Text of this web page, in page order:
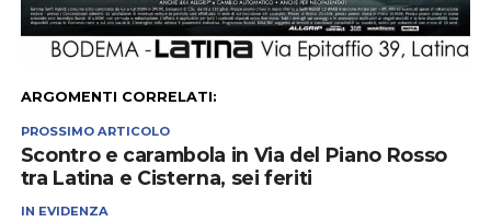
ARGOMENTI CORRELATI:
PROSSIMO ARTICOLO
Scontro e carambola in Via del Piano Rosso
tra Latina e Cisterna, sei feriti
IN EVIDENZA